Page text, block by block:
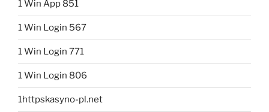
1 Win App 851
1 Win Login 567
1 Win Login 771
1 Win Login 806
1httpskasyno-pl.net